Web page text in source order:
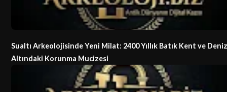
Sualtı Arkeolojisinde Yeni Milat: 2400 Yıllık Batık Kent ve
Altındaki Korunma Mucizesi